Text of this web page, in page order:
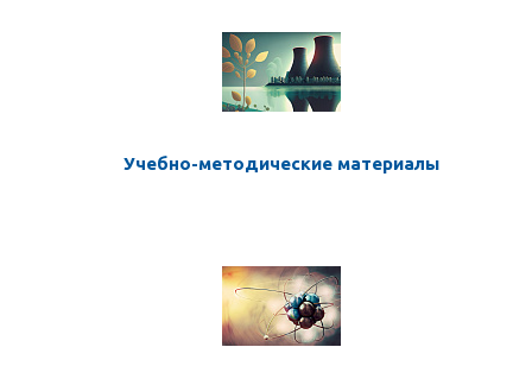
Учебно-методические материалы